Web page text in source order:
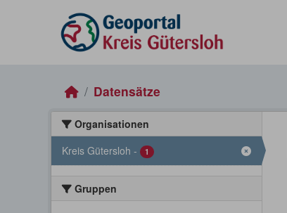
Datensätze
Organisationen
Kreis Gütersloh - 1
Gruppen